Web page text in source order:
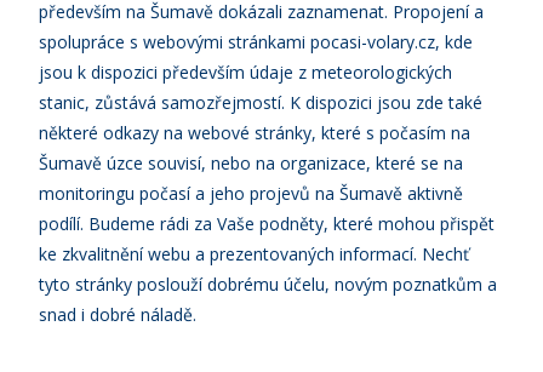
především na Šumavě dokázali zaznamenat. Propojení a
spolupráce s webovými stránkamipocasi-volary.cz, kde
jsou k dispozici především údaje z meteorologických
stanic, zůstává samozřejmostí. K dispozici jsou zde také
některé odkazy na webové stránky, které s počasím na
Šumavě úzce souvisí, nebo na organizace, které se na
monitoringu počasí a jeho projevů na Šumavě aktivně
podílí. Budeme rádi za Vaše podněty, které mohou přispět
ke zkvalitnění webu a prezentovaných informací. Nechť
tyto stránky poslouží dobrému účelu, novým poznatkům a
snad i dobré náladě.